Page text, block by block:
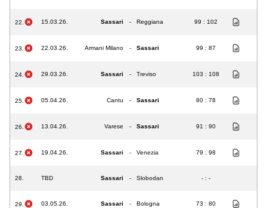
22. 15.03.26. Sassari - Reggiana 99 : 102
23. 22.03.26. Armani Milano - Sassari 99 : 87
24. 29.03.26. Sassari - Treviso 103 : 108
25. 05.04.26. Cantu - Sassari 80 : 78
26. 13.04.26. Varese - Sassari 91 : 90
27. 19.04.26. Sassari - Venezia 79 : 98
28. TBD Sassari - Slobodan - : -
29. 03.05.26. Sassari - Bologna 73 : 80